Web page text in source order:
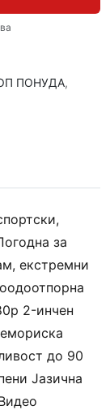
ПОНУДА,
за
екстремни
2-инчен
до 90
Јазична